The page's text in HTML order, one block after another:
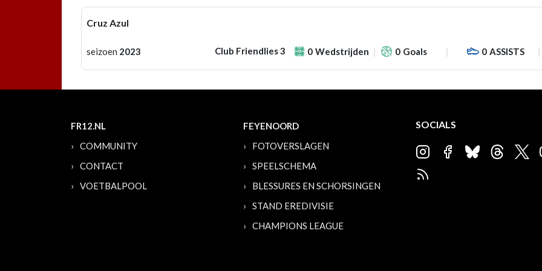
Cruz Azul
seizoen 2023 Club Friendlies 3 0 Wedstrijden 0 Goals 0 ASSISTS
FR12.NL
COMMUNITY
CONTACT
VOETBALPOOL
FEYENOORD
FOTOVERSLAGEN
SPEELSCHEMA
BLESSURES EN SCHORSINGEN
STAND EREDIVISIE
CHAMPIONS LEAGUE
SOCIALS